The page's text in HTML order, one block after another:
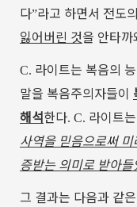
다”라고 하면서 전도의
잃어버린 것을 안타까
C. 라이트는 복음의
말을 복음주의자들이
해석한다. C. 라이트는
사역을 믿음으로써
증받는 의미로 받아
그 결과는 다음과 같은